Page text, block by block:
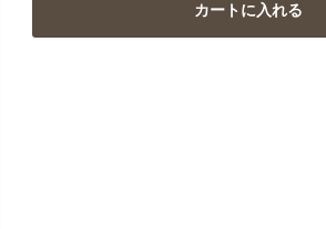
カートに入れる